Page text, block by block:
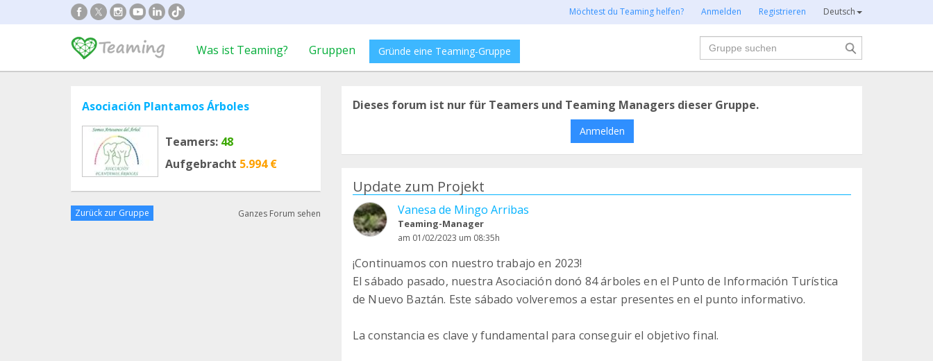
Möchtest du Teaming helfen? Anmelden Registrieren Deutsch
Was ist Teaming? Gruppen Gründe eine Teaming-Gruppe
Suche
Asociación Plantamos Árboles
Teamers: 48
Aufgebracht 5.994 €
Zurück zur Gruppe Ganzes Forum sehen
Dieses forum ist nur für Teamers und Teaming Managers dieser Gruppe.
Anmelden
Update zum Projekt
Vanesa de Mingo Arribas
Teaming-Manager
am 01/02/2023 um 08:35h
¡Continuamos con nuestro trabajo en 2023!
El sábado pasado, nuestra Asociación donó 84 árboles en el Punto de Información Turística
de Nuevo Baztán. Este sábado volveremos a estar presentes en el punto informativo.
La constancia es clave y fundamental para conseguir el objetivo final.